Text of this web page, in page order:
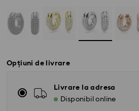
Opțiuni de livrare
Livrare la adresa
Disponibil online